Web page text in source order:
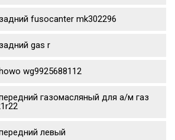
fusocanter mk302296
gas r
wg9925688112
газомасляный для а/м газ
левый